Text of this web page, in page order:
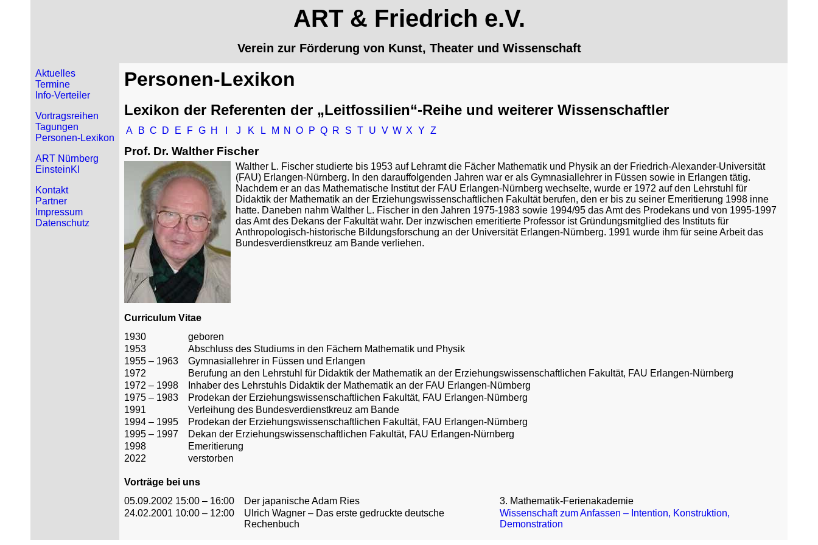
ART & Friedrich e.V.
Verein zur Förderung von Kunst, Theater und Wissenschaft
Aktuelles
Termine
Info-Verteiler
Vortragsreihen
Tagungen
Personen-Lexikon
ART Nürnberg
EinsteinKI
Kontakt
Partner
Impressum
Datenschutz
Personen-Lexikon
Lexikon der Referenten der „Leitfossilien“-Reihe und weiterer Wissenschaftler
A B C D E F G H J K L M N O P Q R S T U V W X Y Z
Prof. Dr. Walther Fischer
Walther L. Fischer studierte bis 1953 auf Lehramt die Fächer Mathematik und Physik an der Friedrich-Alexander-Universität
(FAU) Erlangen-Nürnberg. In den darauffolgenden Jahren war er als Gymnasiallehrer in Füssen sowie in Erlangen tätig.
Nachdem er an das Mathematische Institut der FAU Erlangen-Nürnberg wechselte, wurde er 1972 auf den Lehrstuhl für
Didaktik der Mathematik an der Erziehungswissenschaftlichen Fakultät berufen, den er bis zu seiner Emeritierung 1998 inne
hatte. Daneben nahm Walther L. Fischer in den Jahren 1975-1983 sowie 1994/95 das Amt des Prodekans und von 1995-1997
das Amt des Dekans der Fakultät wahr. Der inzwischen emeritierte Professor ist Gründungsmitglied des Instituts für
Anthropologisch-historische Bildungsforschung an der Universität Erlangen-Nürnberg. 1991 wurde ihm für seine Arbeit das
Bundesverdienstkreuz am Bande verliehen.
Curriculum Vitae
1930
geboren
1953
Abschluss des Studiums in den Fächern Mathematik und Physik
1955 – 1963
Gymnasiallehrer in Füssen und Erlangen
1972
Berufung an den Lehrstuhl für Didaktik der Mathematik an der Erziehungswissenschaftlichen Fakultät, FAU Erlangen-Nürnberg
1972 – 1998
Inhaber des Lehrstuhls Didaktik der Mathematik an der FAU Erlangen-Nürnberg
1975 – 1983
Prodekan der Erziehungswissenschaftlichen Fakultät, FAU Erlangen-Nürnberg
1991
Verleihung des Bundesverdienstkreuz am Bande
1994 – 1995
Prodekan der Erziehungswissenschaftlichen Fakultät, FAU Erlangen-Nürnberg
1995 – 1997
Dekan der Erziehungswissenschaftlichen Fakultät, FAU Erlangen-Nürnberg
1998
Emeritierung
2022
verstorben
Vorträge bei uns
05.09.2002 15:00 – 16:00
Der japanische Adam Ries
3. Mathematik-Ferienakademie
24.02.2001 10:00 – 12:00
Ulrich Wagner – Das erste gedruckte deutsche
Rechenbuch
Wissenschaft zum Anfassen – Intention, Konstruktion,
Demonstration